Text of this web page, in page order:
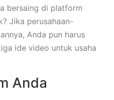
bersaing di platform
Jika perusahaan-
Anda pun harus
ide video untuk usaha
Anda